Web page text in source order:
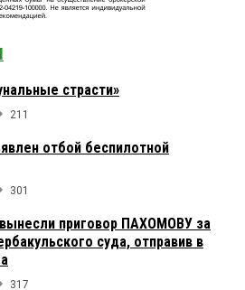
страсти»
211
отбой беспилотной
301
приговор ПАХОМОВУ за
суда, отправив в
317